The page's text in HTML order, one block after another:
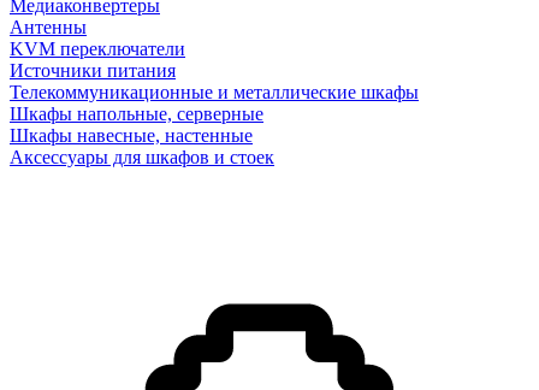
Медиаконвертеры
Антенны
KVM переключатели
Источники питания
Телекоммуникационные и металлические шкафы
Шкафы напольные, серверные
Шкафы навесные, настенные
Аксессуары для шкафов и стоек